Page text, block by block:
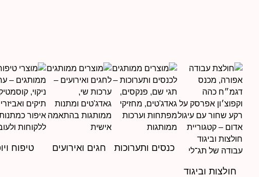
חולצות וביגוד
כנסים ותערוכות חגים ואירועים טיפוח